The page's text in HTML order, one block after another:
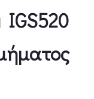
IGS520